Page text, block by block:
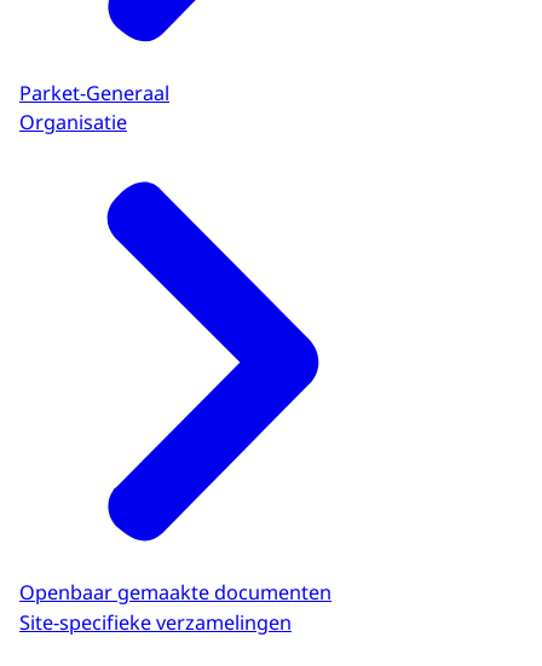
Parket-Generaal
Organisatie
Openbaar gemaakte documenten
Site-specifieke verzamelingen